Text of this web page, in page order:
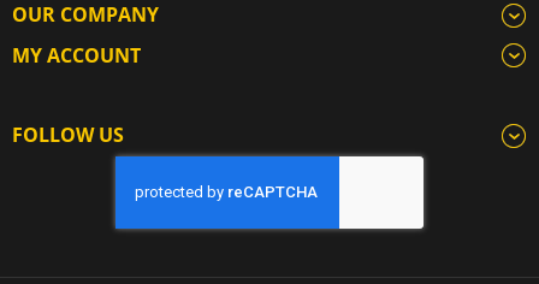
OUR COMPANY
MY ACCOUNT
FOLLOW US